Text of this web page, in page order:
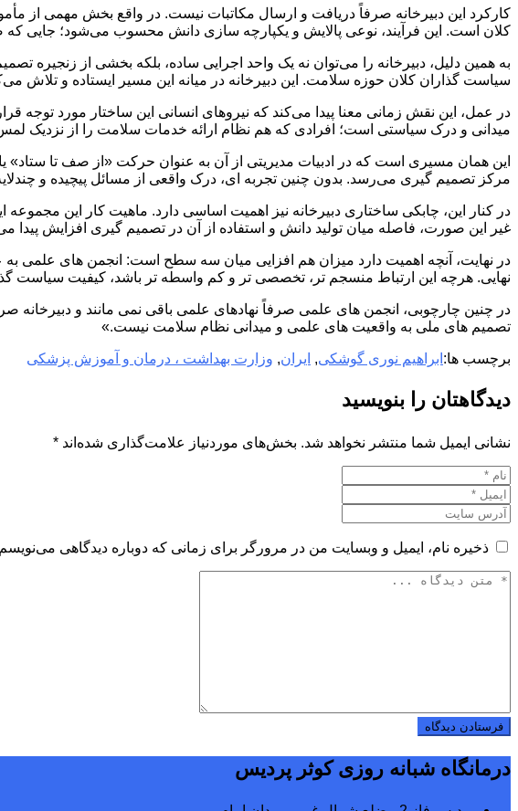
کارکرد این دبیرخانه صرفاً دریافت و ارسال مکاتبات نیست. در واقع بخش مهمی از
کلان است. این فرآیند، نوعی پالایش و یکپارچه ‌سازی دانش محسوب می‌شود؛ جایی که
به همین دلیل، دبیرخانه را می‌توان نه یک واحد اجرایی ساده، بلکه بخشی از
سیاست‌ گذاران کلان حوزه سلامت. این دبیرخانه در میانه این مسیر ایستاده و تلاش
در عمل، این نقش زمانی معنا پیدا می‌کند که نیروهای انسانی این ساختار مورد توجه
میدانی و درک سیاستی است؛ افرادی که هم نظام ارائه خدمات سلامت را از نزدیک
این همان مسیری است که در ادبیات مدیریتی از آن به عنوان حرکت «از صف تا
مرکز تصمیم‌ گیری می‌رسد. بدون چنین تجربه ‌ای، درک واقعی از مسائل پیچیده و
در کنار این، چابکی ساختاری دبیرخانه نیز اهمیت اساسی دارد. ماهیت کار این
غیر این صورت، فاصله میان تولید دانش و استفاده از آن در تصمیم‌ گیری افزایش
در نهایت، آنچه اهمیت دارد میزان هم‌ افزایی میان سه سطح است: انجمن ‌های علمی به
نهایی. هرچه این ارتباط منسجم ‌تر، تخصصی ‌تر و کم‌ واسطه‌ تر باشد، کیفیت سیاست
در چنین چارچوبی، انجمن‌ های علمی صرفاً نهادهای علمی باقی نمی‌ مانند و
تصمیم‌ های ملی به واقعیت‌ های علمی و میدانی نظام سلامت نیست.»
برچسب ها: ابراهیم نوری گوشکی, ایران, وزارت بهداشت ، درمان و آموزش پزشکی
دیدگاهتان را بنویسید
نشانی ایمیل شما منتشر نخواهد شد. بخش‌های موردنیاز علامت‌گذاری شده‌اند *
ذخیره نام، ایمیل و وبسایت من در مرورگر برای زمانی که دوباره دیدگاهی
درمانگاه شبانه روزی کوثر پردیس